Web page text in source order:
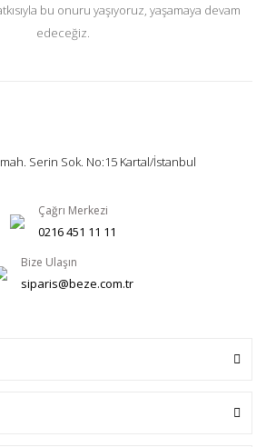
bu onuru yaşıyoruz, yaşamaya devam
edeceğiz.
Serin Sok. No:15 Kartal/İstanbul
Çağrı Merkezi
0216 451 11 11
Bize Ulaşın
siparis@beze.com.tr